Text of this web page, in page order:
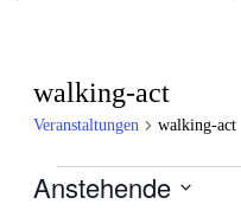
walking-act
Veranstaltungen walking-act
Veranstaltungen
Anstehende